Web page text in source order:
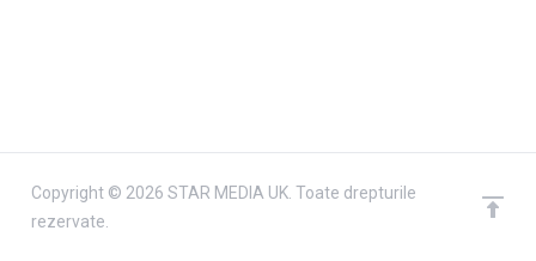
Copyright © 2026 STAR MEDIA UK. Toate drepturile
rezervate.